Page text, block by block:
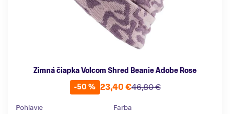
Zimná čiapka Volcom Shred Beanie Adobe Rose
-50 %
46,80 €
23,40 €
Pohlavie
Farba